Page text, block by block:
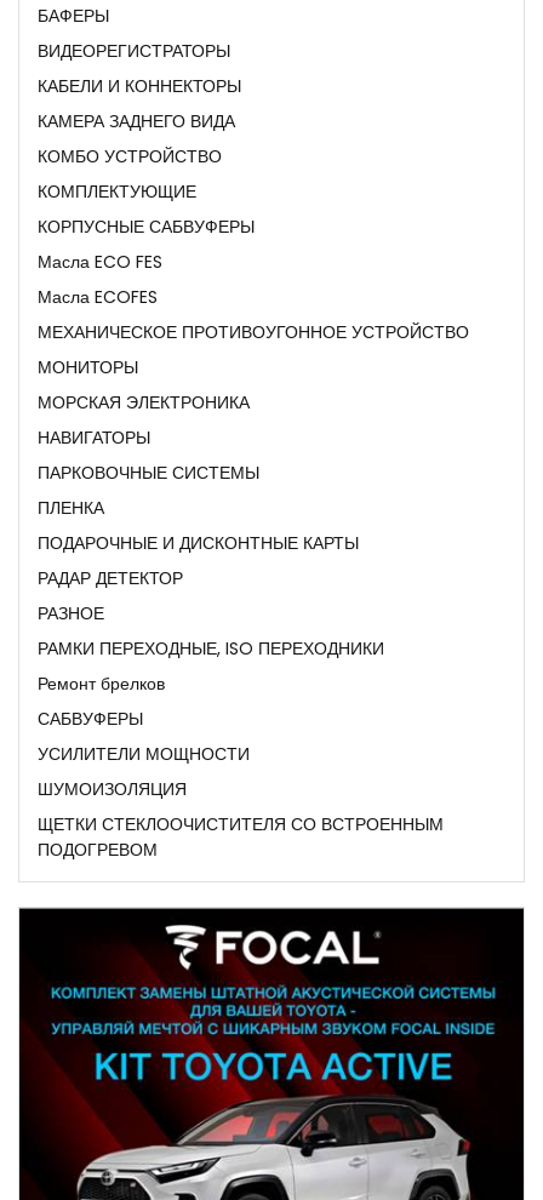
БАФЕРЫ
ВИДЕОРЕГИСТРАТОРЫ
КАБЕЛИ И КОННЕКТОРЫ
КАМЕРА ЗАДНЕГО ВИДА
КОМБО УСТРОЙСТВО
КОМПЛЕКТУЮЩИЕ
КОРПУСНЫЕ САБВУФЕРЫ
Масла ECO FES
Масла ECOFES
МЕХАНИЧЕСКОЕ ПРОТИВОУГОННОЕ УСТРОЙСТВО
МОНИТОРЫ
МОРСКАЯ ЭЛЕКТРОНИКА
НАВИГАТОРЫ
ПАРКОВОЧНЫЕ СИСТЕМЫ
ПЛЕНКА
ПОДАРОЧНЫЕ И ДИСКОНТНЫЕ КАРТЫ
РАДАР ДЕТЕКТОР
РАЗНОЕ
РАМКИ ПЕРЕХОДНЫЕ, ISO ПЕРЕХОДНИКИ
Ремонт брелков
САБВУФЕРЫ
УСИЛИТЕЛИ МОЩНОСТИ
ШУМОИЗОЛЯЦИЯ
ЩЕТКИ СТЕКЛООЧИСТИТЕЛЯ СО ВСТРОЕННЫМ
ПОДОГРЕВОМ